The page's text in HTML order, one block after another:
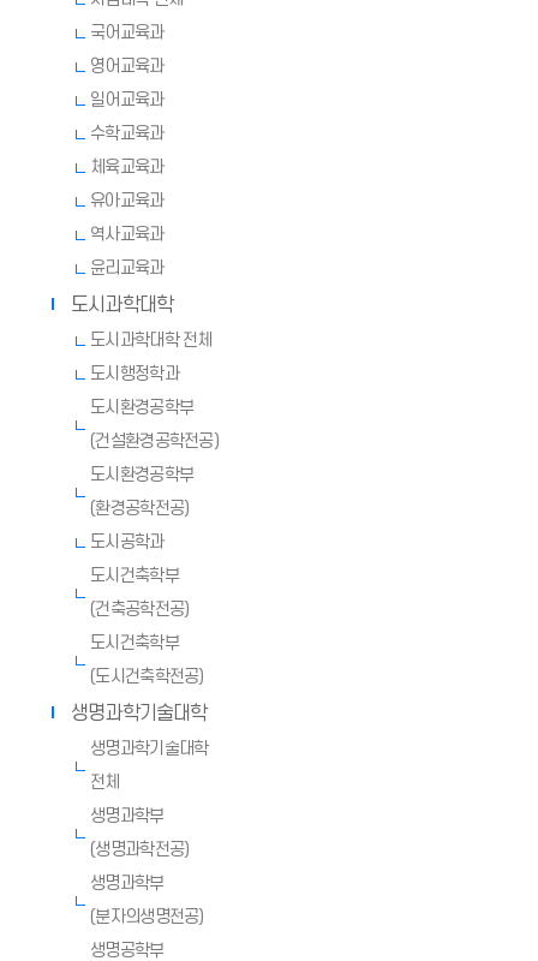
국어교육과
영어교육과
일어교육과
수학교육과
체육교육과
유아교육과
역사교육과
윤리교육과
도시과학대학
도시과학대학 전체
도시행정학과
도시환경공학부
(건설환경공학전공)
도시환경공학부
(환경공학전공)
도시공학과
도시건축학부
(건축공학전공)
도시건축학부
(도시건축학전공)
생명과학기술대학
생명과학기술대학
전체
생명과학부
(생명과학전공)
생명과학부
(분자의생명전공)
생명공학부